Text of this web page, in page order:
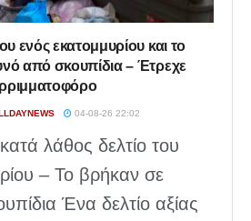
ενός εκατομμυρίου και το
από σκουπίδια – Έτρεχε
04-08-26 22:02
λάθος δελτίο του
– Το βρήκαν σε
Ένα δελτίο αξίας